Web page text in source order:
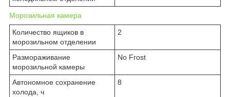
Морозильная камера
Количество ящиков в
морозильном отделении
2
Размораживание
морозильной камеры
No Frost
Автономное сохранение
холода, ч
8